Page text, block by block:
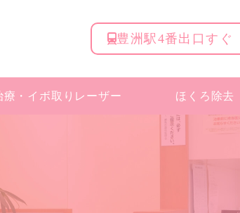
豊洲駅4番出口すぐ
・ イボ取りレーザー ほくろ除去